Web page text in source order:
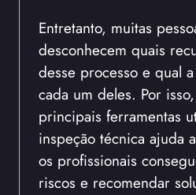
Entretanto, muitas
desconhecem quais
desse processo e qual
cada um deles. Por
principais ferramentas
inspeção técnica ajuda
os profissionais
riscos e recomendar